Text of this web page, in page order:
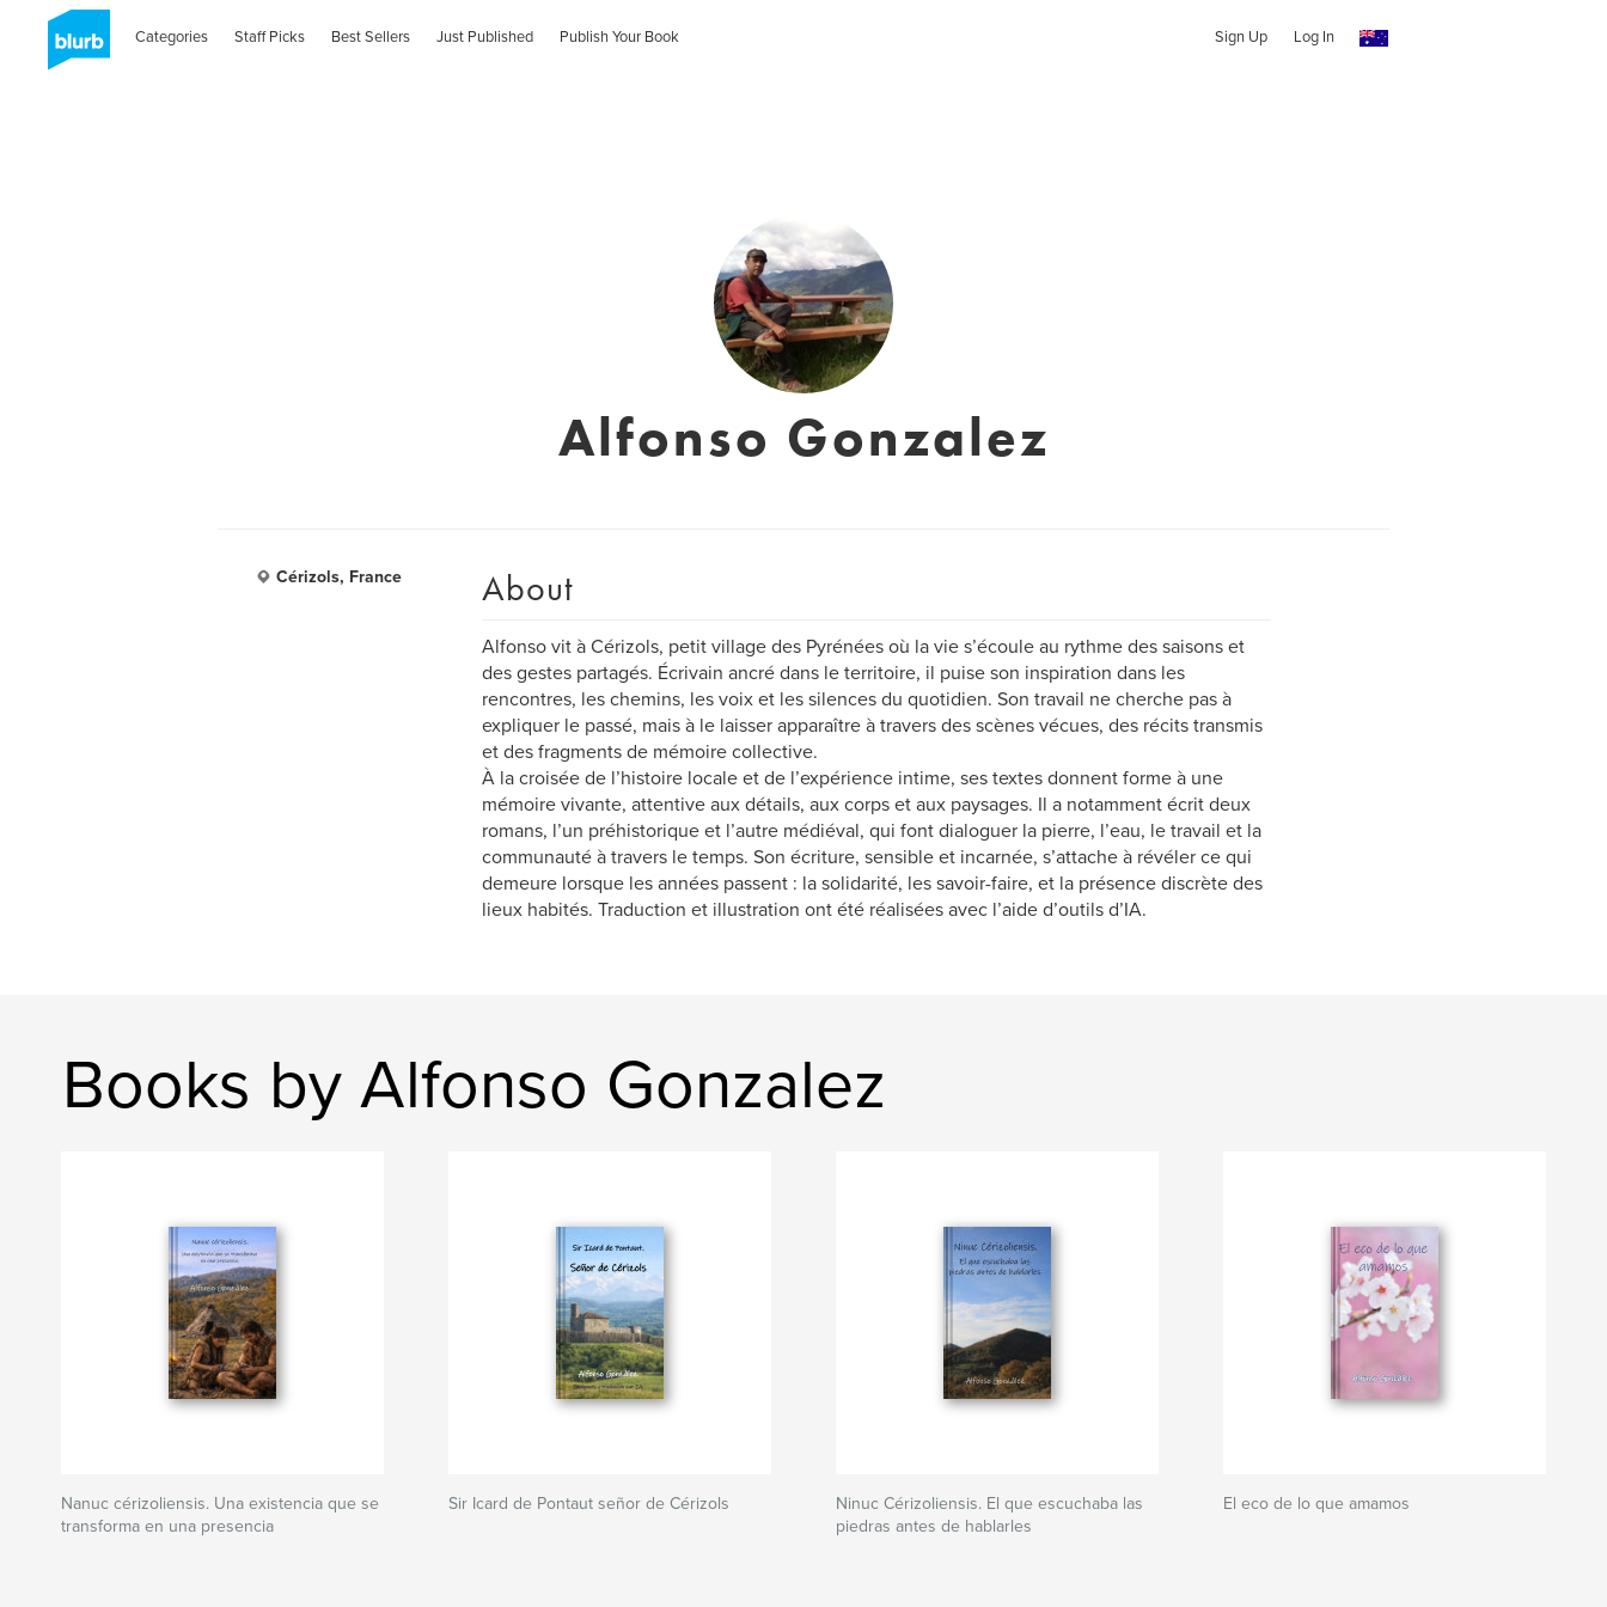
Categories Staff Picks Best Sellers Just Published Publish Your Book Sign Up Log In
Alfonso Gonzalez
Cérizols, France About
Alfonso vit à Cérizols, petit village des Pyrénées où la vie s’écoule au rythme des saisons et
des gestes partagés. Écrivain ancré dans le territoire, il puise son inspiration dans les
rencontres, les chemins, les voix et les silences du quotidien. Son travail ne cherche pas à
expliquer le passé, mais à le laisser apparaître à travers des scènes vécues, des récits transmis
et des fragments de mémoire collective.
À la croisée de l’histoire locale et de l’expérience intime, ses textes donnent forme à une
mémoire vivante, attentive aux détails, aux corps et aux paysages. Il a notamment écrit deux
romans, l’un préhistorique et l’autre médiéval, qui font dialoguer la pierre, l’eau, le travail et la
communauté à travers le temps. Son écriture, sensible et incarnée, s’attache à révéler ce qui
demeure lorsque les années passent : la solidarité, les savoir-faire, et la présence discrète des
lieux habités. Traduction et illustration ont été réalisées avec l’aide d’outils d’IA.
Books by Alfonso Gonzalez
Nanuc cérizoliensis. Una existencia que se
transforma en una presencia
Sir Icard de Pontaut señor de Cérizols
Ninuc Cérizoliensis. El que escuchaba las
piedras antes de hablarles
El eco de lo que amamos